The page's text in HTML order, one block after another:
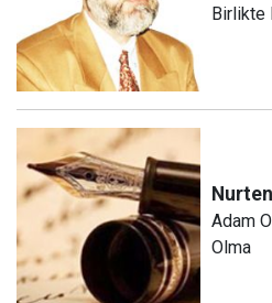
Birlikte
Adam
Olma